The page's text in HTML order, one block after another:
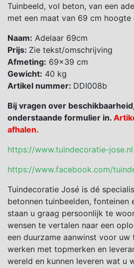
Tuinbeeld, vol beton, van een
met een maat van 69 cm
Naam: Adelaar 69cm
Prijs: Zie tekst/omschrijving
Afmeting: 69×39 cm
Gewicht: 40 kg
Artikel nummer: DDI008b
Bij vragen over
onderstaande formulier in.
afhalen.
https://www.tuindecoratie-jose.nl
https://www.facebook.com/
Tuindecoratie José is dé
betonnen tuinbeelden, fonteinen
staan u graag persoonlijk te
wensen te vertalen naar een
een duurzame aanwinst voor uw
werken met topmerken en
wereld en kunnen leveren wat u